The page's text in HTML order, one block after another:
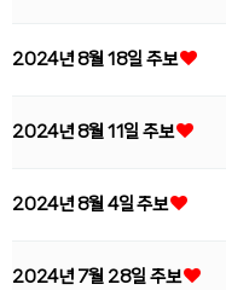
2024년 8월 18일 주보
2024년 8월 11일 주보
2024년 8월 4일 주보
2024년 7월 28일 주보